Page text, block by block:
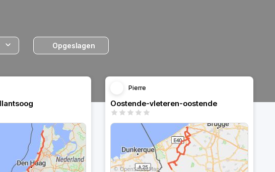
Opgeslagen
Pierre
Oostende-vleteren-oostende